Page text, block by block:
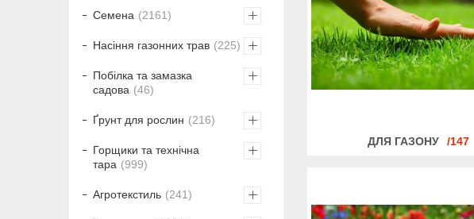
ДЛЯ ГАЗОНУ 147
Семена 2161
Насіння газонних трав 225
Побілка та замазка
садова
46
Ґрунт для рослин 216
Горщики та технічна
тара
999
Агротекстиль 241